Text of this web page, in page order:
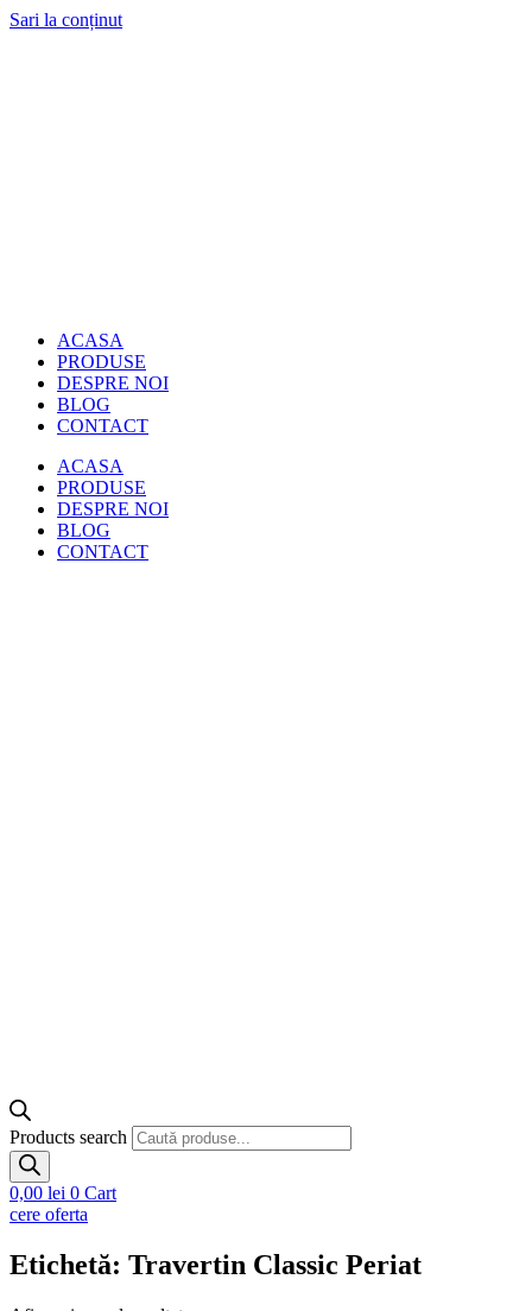
Sari la conținut
ACASA
PRODUSE
DESPRE NOI
BLOG
CONTACT
ACASA
PRODUSE
DESPRE NOI
BLOG
CONTACT
Products search
0,00 lei 0 Cart
cere oferta
Etichetă: Travertin Classic Periat